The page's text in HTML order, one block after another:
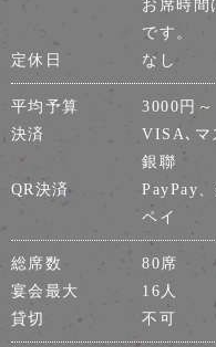
お席時間
です。
定休日
なし
平均予算
3000円～
決済
VISA､マ
銀聯
QR決済
PayPay
ペイ
総席数
80席
宴会最大
16人
貸切
不可